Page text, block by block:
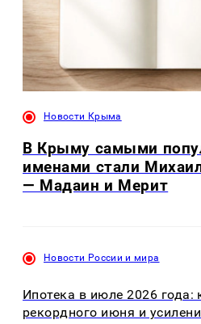
Новости Крыма
В Крыму самыми
именами стали
— Мадаин и Мерит
Новости России и мира
Ипотека в июле 2026 года:
рекордного июня и